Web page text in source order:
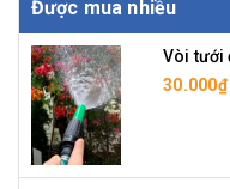
Được mua nhiều
Vòi tưới
30.000₫